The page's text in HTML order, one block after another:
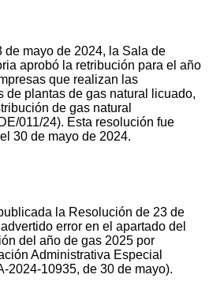
de mayo de 2024, la Sala de
aprobó la retribución para el año
que realizan las
de plantas de gas natural licuado,
de gas natural
011/24). Esta resolución fue
30 de mayo de 2024.
la Resolución de 23 de
error en el apartado del
del año de gas 2025 por
Administrativa Especial
2024-10935, de 30 de mayo).